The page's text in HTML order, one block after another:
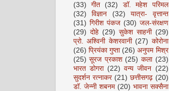
(33)
गीत (32)
डॉ. महेश परिमल
(32)
विज्ञान (32)
यात्रा- वृत्तान्त
(31) गिरीश पंकज (30) जल-संरक्षण
(29) दोहे (29) सुकेश साहनी (29)
प्रो. अश्विनी केशरवानी (27) कोरोना
(26) प्रियंका गुप्ता (26) अनुपम मिश्र
(25) सूरज प्रकाश (25) कला (23)
भारत डोगरा (22) वन्य जीवन (22)
सुदर्शन रत्नाकर (21) छत्तीसगढ़ (20)
डॉ. जेन्नी शबनम (20) भावना सक्सैना